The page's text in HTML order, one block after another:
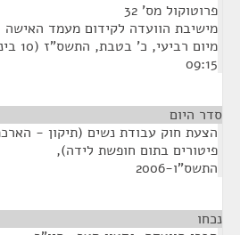
פרוטוקול מס' 32
מישיבת הוועדה לקידום מעמד האישה
09:15
סדר היום
הצעת חוק עבודת נשים (תיקון -
פיטורים בתום חופשת לידה),
התשס"ו-2006
נכחו